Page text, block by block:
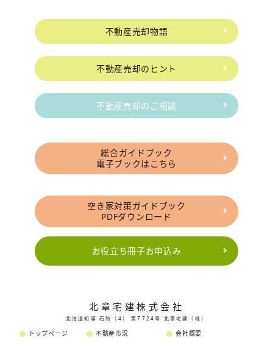
不動産売却物語
不動産売却のヒント
不動産売却のご相談
総合ガイドブック
電子ブックはこちら
空き家対策ガイドブック
PDFダウンロード
お役立ち冊子お申込み
北章宅建株式会社
北海道知事 石狩（4） 第7724号 北章宅建（株）
トップページ 不動産市況 会社概要